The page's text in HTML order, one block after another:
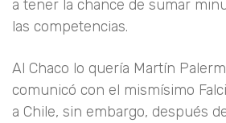
a tener la chance de sumar
las competencias.
Al Chaco lo quería Martín
comunicó con el mismísimo
a Chile, sin embargo, después